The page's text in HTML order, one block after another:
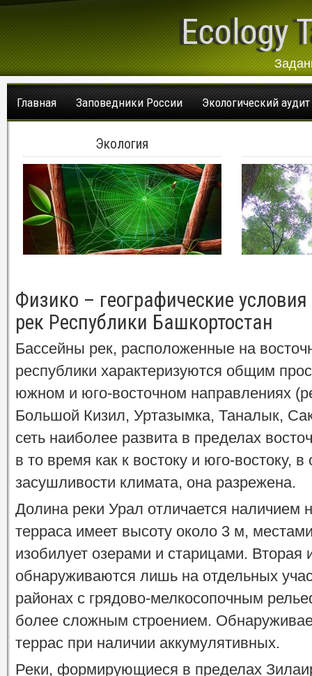
Ecology
Главная Заповедники России Экологический аудит
Экология
Физико – географические
рек Республики Башкортостан
Бассейны рек, расположенные на
республики характеризуются общим
южном и юго-восточном направлениях
Большой Кизил, Уртазымка, Таналык,
сеть наиболее развита в пределах
в то время как к востоку и юго-востоку,
засушливости климата, она разрежена.
Долина реки Урал отличается наличием
терраса имеет высоту около 3 м,
изобилует озерами и старицами. Вторая
обнаруживаются лишь на отдельных
районах с грядово-мелкосопочным
более сложным строением.
террас при наличии аккумулятивных.
Реки, формирующиеся в пределах